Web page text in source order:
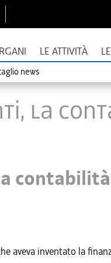
LE ATTIVITÀ
news
la
aveva inventato la